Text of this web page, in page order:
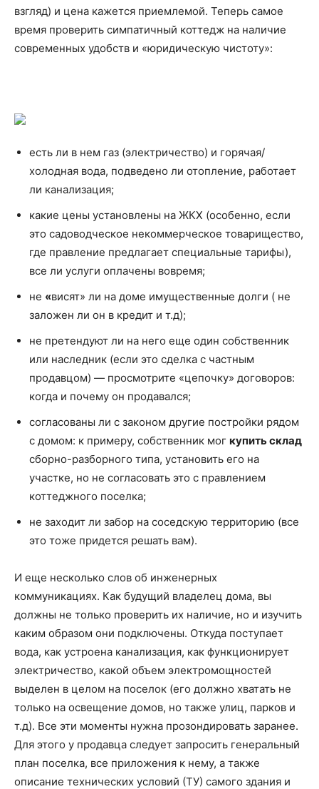
взгляд) и цена кажется приемлемой. Теперь самое
время проверить симпатичный коттедж на наличие
современных удобств и «юридическую чистоту»:
есть ли в нем газ (электричество) и горячая/
холодная вода, подведено ли отопление, работает
ли канализация;
какие цены установлены на ЖКХ (особенно, если
это садоводческое некоммерческое товарищество,
где правление предлагает специальные тарифы),
все ли услуги оплачены вовремя;
не «висят» ли на доме имущественные долги ( не
заложен ли он в кредит и т.д);
не претендуют ли на него еще один собственник
или наследник (если это сделка с частным
продавцом) — просмотрите «цепочку» договоров:
когда и почему он продавался;
согласованы ли с законом другие постройки рядом
с домом: к примеру, собственник мог купить склад
сборно-разборного типа, установить его на
участке, но не согласовать это с правлением
коттеджного поселка;
не заходит ли забор на соседскую территорию (все
это тоже придется решать вам).
И еще несколько слов об инженерных
коммуникациях. Как будущий владелец дома, вы
должны не только проверить их наличие, но и изучить
каким образом они подключены. Откуда поступает
вода, как устроена канализация, как функционирует
электричество, какой объем электромощностей
выделен в целом на поселок (его должно хватать не
только на освещение домов, но также улиц, парков и
т.д). Все эти моменты нужна прозондировать заранее.
Для этого у продавца следует запросить генеральный
план поселка, все приложения к нему, а также
описание технических условий (ТУ) самого здания и